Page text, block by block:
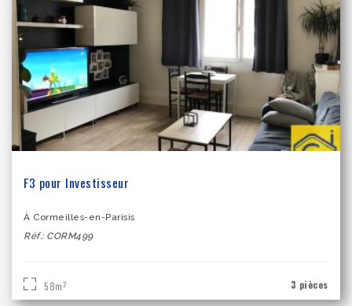
F3 pour Investisseur
À Cormeilles-en-Parisis
Réf.: CORM499
58m2 3 pièces